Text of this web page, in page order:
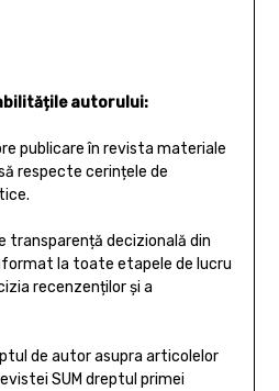
autorului:
publicare în revista materiale
respecte cerințele de
transparență decizională din
la toate etapele de lucru
recenzenților și a
de autor asupra articolelor
SUM dreptul primei